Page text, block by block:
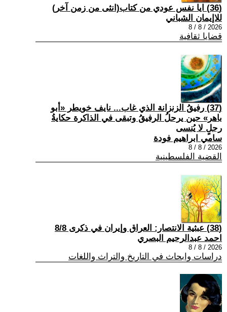
(36) ايا نفس عودي من كتاب(انثى من زمن آخر)
للاإيمان الشباني
2026 / 8 / 8
قضايا ثقافية
(37) رفيقُ الزنزانة الذي غاب... نايف خويطر «أبو
باهر» حين يرحلُ الرفيقُ وتبقى في الذاكرة حكايةُ
رجلٍ لا يُنسى
سامي ابراهيم فودة
2026 / 8 / 8
القضية الفلسطينية
(38) عبثية الانتصار: العراق وإيران في ذكرى 8/8
احمد عبدالرحيم البصري
2026 / 8 / 8
دراسات وابحاث في التاريخ والتراث واللغات